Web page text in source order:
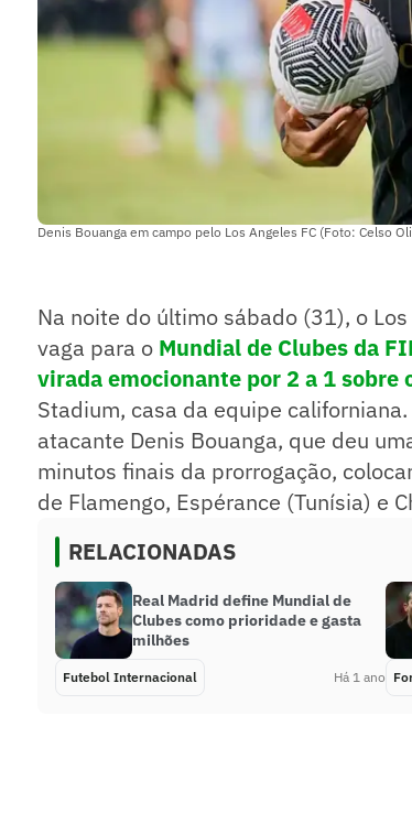
Denis Bouanga em campo pelo Los Angeles FC (Foto: Celso
Na noite do último sábado (31), o
vaga para o Mundial de Clubes da
virada emocionante por 2 a 1 sobre
Stadium, casa da equipe
atacante Denis Bouanga, que deu
minutos finais da prorrogação,
de Flamengo, Espérance (Tunísia) e
RELACIONADAS
Real Madrid define Mundial de
Clubes como prioridade e gasta
milhões
Futebol Internacional Há 1 ano